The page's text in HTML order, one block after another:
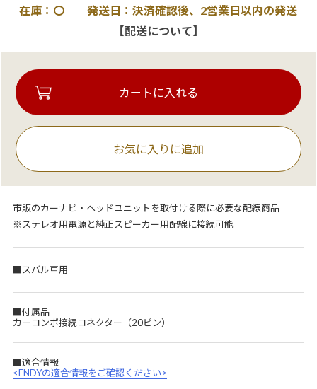
在庫：〇 発送日：決済確認後、2営業日以内の発送
【配送について】
お気に入りに追加
市販のカーナビ・ヘッドユニットを取付ける際に必要な配線商品
※ステレオ用電源と純正スピーカー用配線に接続可能
■スバル車用
■付属品
カーコンポ接続コネクター（20ピン）
■適合情報
<ENDYの適合情報をご確認ください>